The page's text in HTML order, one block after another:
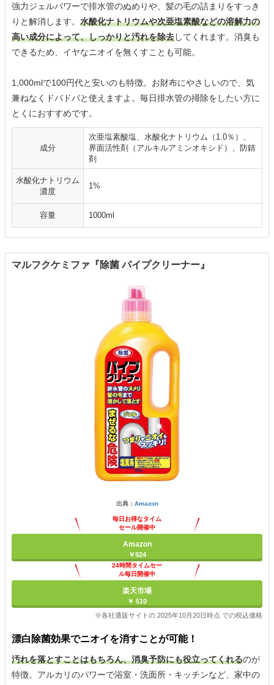
強力ジェルパワーで排水管のぬめりや、髪の毛の詰まりをすっき
りと解消します。 水酸化ナトリウムや次亜塩素酸などの溶解力の
高い成分によって、しっかりと汚れを除去してくれます。消臭も
できるため、イヤなニオイを無くすことも可能。
1,000mlで100円代と安いのも特徴。お財布にやさしいので、気
兼ねなくドバドバと使えますよ。毎日排水管の掃除をしたい方に
とくにおすすめです。
成分
次亜塩素酸塩、水酸化ナトリウム（1.0％）、
界面活性剤（アルキルアミンオキシド）、防錆
剤
水酸化ナトリウム
濃度
1%
容量 1000ml
マルフクケミファ『除菌 パイプクリーナー』
出典： Amazon
毎日お得なタイム
セール開催中
Amazon
￥924
24時間タイムセー
ル毎日開催中
楽天市場
￥ 510
※各社通販サイトの 2025年10月20日時点 での税込価格
漂白除菌効果でニオイを消すことが可能！
汚れを落とすことはもちろん、消臭予防にも役立ってくれるのが
特徴。アルカリのパワーで浴室・洗面所・キッチンなど、家中の